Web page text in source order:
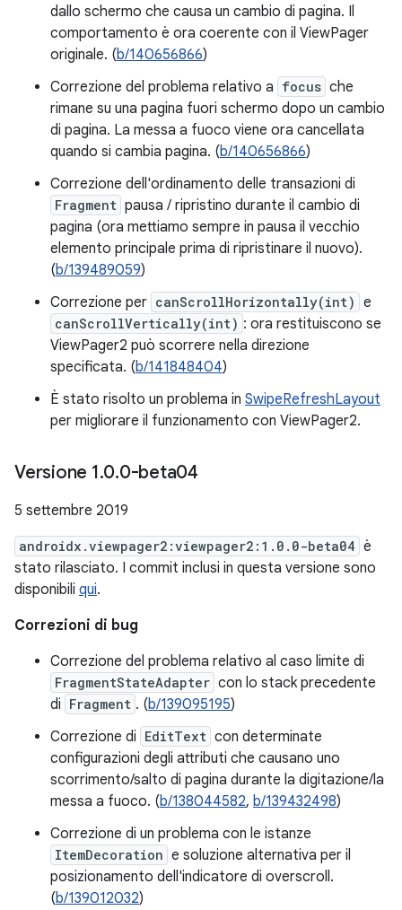
dallo schermo che causa un cambio di pagina. Il
comportamento è ora coerente con il ViewPager
originale. (b/140656866)
Correzione del problema relativo a focus che
rimane su una pagina fuori schermo dopo un cambio
di pagina. La messa a fuoco viene ora cancellata
quando si cambia pagina. (b/140656866)
Correzione dell'ordinamento delle transazioni di
Fragment pausa / ripristino durante il cambio di
pagina (ora mettiamo sempre in pausa il vecchio
elemento principale prima di ripristinare il nuovo).
(b/139489059)
Correzione per canScrollHorizontally(int) e
canScrollVertically(int) : ora restituiscono se
ViewPager2 può scorrere nella direzione
specificata. (b/141848404)
È stato risolto un problema in SwipeRefreshLayout
per migliorare il funzionamento con ViewPager2.
Versione 1.0.0-beta04
5 settembre 2019
androidx.viewpager2:viewpager2:1.0.0-beta04 è
stato rilasciato. I commit inclusi in questa versione sono
disponibili qui.
Correzioni di bug
Correzione del problema relativo al caso limite di
FragmentStateAdapter con lo stack precedente
di Fragment . (b/139095195)
Correzione di EditText con determinate
configurazioni degli attributi che causano uno
scorrimento/salto di pagina durante la digitazione/la
messa a fuoco. (b/138044582, b/139432498)
Correzione di un problema con le istanze
ItemDecoration e soluzione alternativa per il
posizionamento dell'indicatore di overscroll.
(b/139012032)